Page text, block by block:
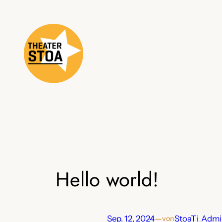
springen
Hello world!
Sep. 12, 2024—von